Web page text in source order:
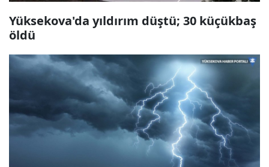
Yüksekova'da yıldırım düştü; 30 küçükbaş
öldü